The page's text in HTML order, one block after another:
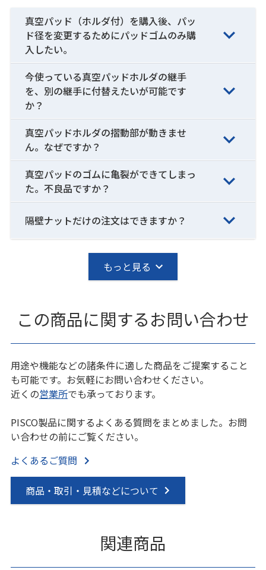
真空パッド（ホルダ付）を購入後、パッ
ド径を変更するためにパッドゴムのみ購
入したい。
今使っている真空パッドホルダの継手
を、別の継手に付替えたいが可能です
か？
真空パッドホルダの摺動部が動きませ
ん。なぜですか？
真空パッドのゴムに亀裂ができてしまっ
た。不良品ですか？
隔壁ナットだけの注文はできますか？
もっと見る
この商品に関するお問い合わせ
用途や機能などの諸条件に適した商品をご提案すること
も可能です。お気軽にお問い合わせください。
近くの営業所でも承っております。
PISCO製品に関するよくある質問をまとめました。お問
い合わせの前にご覧ください。
よくあるご質問
商品・取引・見積などについて
関連商品